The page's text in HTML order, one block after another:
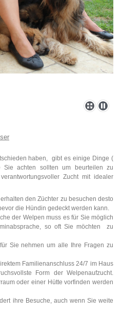
haben, gibt es einige Dinge (
Sie achten sollten um beurteilen zu
Zucht mit idealer
den Züchter zu besuchen desto
die Hündin gedeckt werden kann.
der Welpen muss es für Sie möglich
so oft Sie möchten zu
Sie nehmen um alle Ihre Fragen zu
Familienanschluss 24/7 im Haus
Form der Welpenaufzucht.
oder einer Hütte vorfinden werden
ihre Besuche, auch wenn Sie weite